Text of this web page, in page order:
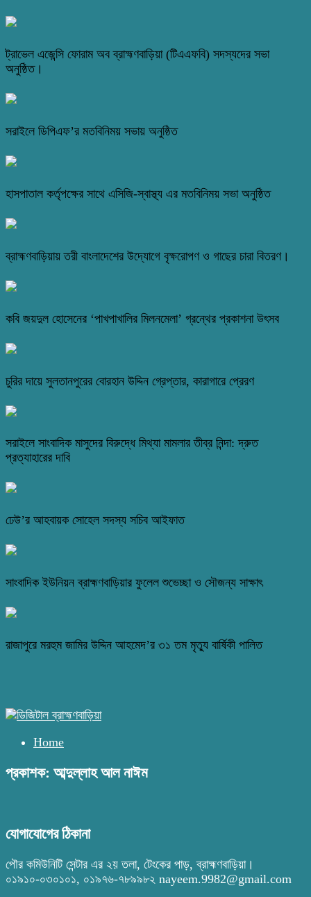
ট্রাভেল এজেন্সি ফোরাম অব ব্রাহ্মণবাড়িয়া (টিএএফবি) সদস্যদের সভা
অনুষ্ঠিত।
সরাইলে ডিপিএফ’র মতবিনিময় সভায় অনুষ্ঠিত
হাসপাতাল কর্তৃপক্ষের সাথে এসিজি-স্বাস্থ্য এর মতবিনিময় সভা অনুষ্ঠিত
ব্রাহ্মণবাড়িয়ায় তরী বাংলাদেশের উদ্যোগে বৃক্ষরোপণ ও গাছের চারা বিতরণ।
কবি জয়দুল হোসেনের ‘পাখপাখালির মিলনমেলা’ গ্রন্থের প্রকাশনা উৎসব
চুরির দায়ে সুলতানপুরের বোরহান উদ্দিন গ্রেপ্তার, কারাগারে প্রেরণ
সরাইলে সাংবাদিক মাসুদের বিরুদ্ধে মিথ্যা মামলার তীব্র নিন্দা: দ্রুত
প্রত্যাহারের দাবি
ঢেউ’র আহবায়ক সোহেল সদস্য সচিব আইফাত
সাংবাদিক ইউনিয়ন ব্রাহ্মণবাড়িয়ার ফুলেল শুভেচ্ছা ও সৌজন্য সাক্ষাৎ
রাজাপুরে মরহুম জামির উদ্দিন আহমেদ’র ৩১ তম মৃত্যু বার্ষিকী পালিত
Home
প্রকাশক: আব্দুল্লাহ আল নাঈম
যোগাযোগের ঠিকানা
পৌর কমিউনিটি সেন্টার এর ২য় তলা, টেংকের পাড়, ব্রাহ্মণবাড়িয়া।
০১৯১০-০৩০১০১, ০১৯৭৬-৭৮৯৯৮২ nayeem.9982@gmail.com